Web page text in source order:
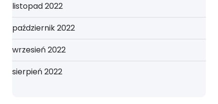
listopad 2022
październik 2022
wrzesień 2022
sierpień 2022